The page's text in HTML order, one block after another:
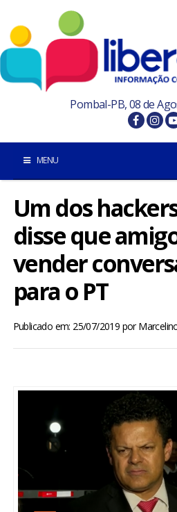
Pombal-PB, 08 de
MENU
INÍCIO
POMBAL E REGIÃO
ENTRETENIMENTO
ENQUETE
Um dos
disse que
vender
para o PT
Publicado em: 25/07/2019 por